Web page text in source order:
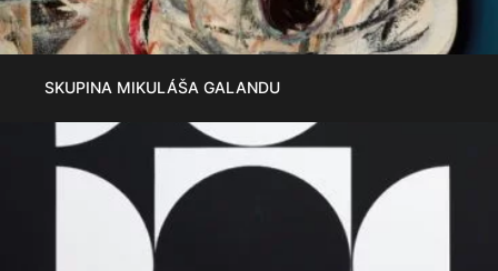
SKUPINA MIKULÁŠA GALANDU